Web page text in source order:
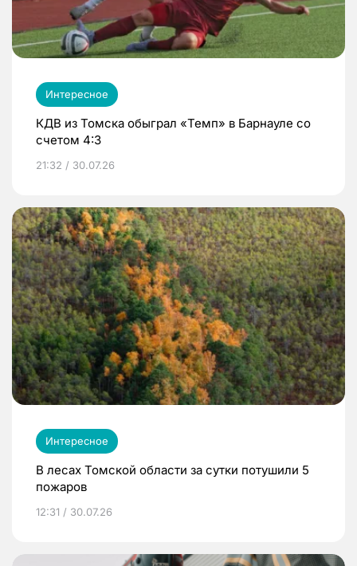
Интересное
КДВ из Томска обыграл «Темп» в Барнауле со
счетом 4:3
21:32 / 30.07.26
Интересное
В лесах Томской области за сутки потушили 5
пожаров
12:31 / 30.07.26